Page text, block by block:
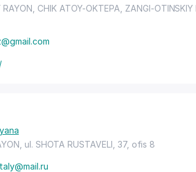
RAYON , CHIK ATOY-OKTEPA, ZANGI-OTINSKIY
yana
, ul. SHOTA RUSTAVELI, 37, ofis 8